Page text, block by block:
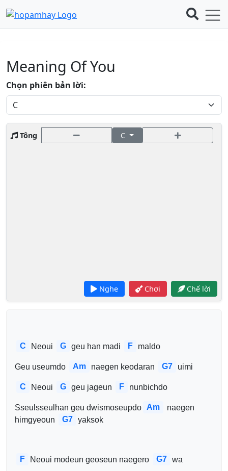
Meaning Of You
Chọn phiên bản lời:
Tông C
Nghe Chơi Chế lời
C Neoui G geu han madi F maldo
Geu useumdo Am naegen keodaran G7 uimi
C Neoui G geu jageun F nunbichdo
Sseulsseulhan geu dwismoseupdo Am
naegen
himgyeoun
G7 yaksok
F Neoui modeun geoseun naegero G7 wa